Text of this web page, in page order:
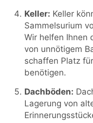
Keller: Keller
Sammelsurium
Wir helfen Ihnen
von unnötigem
schaffen Platz
benötigen.
Dachböden:
Lagerung von